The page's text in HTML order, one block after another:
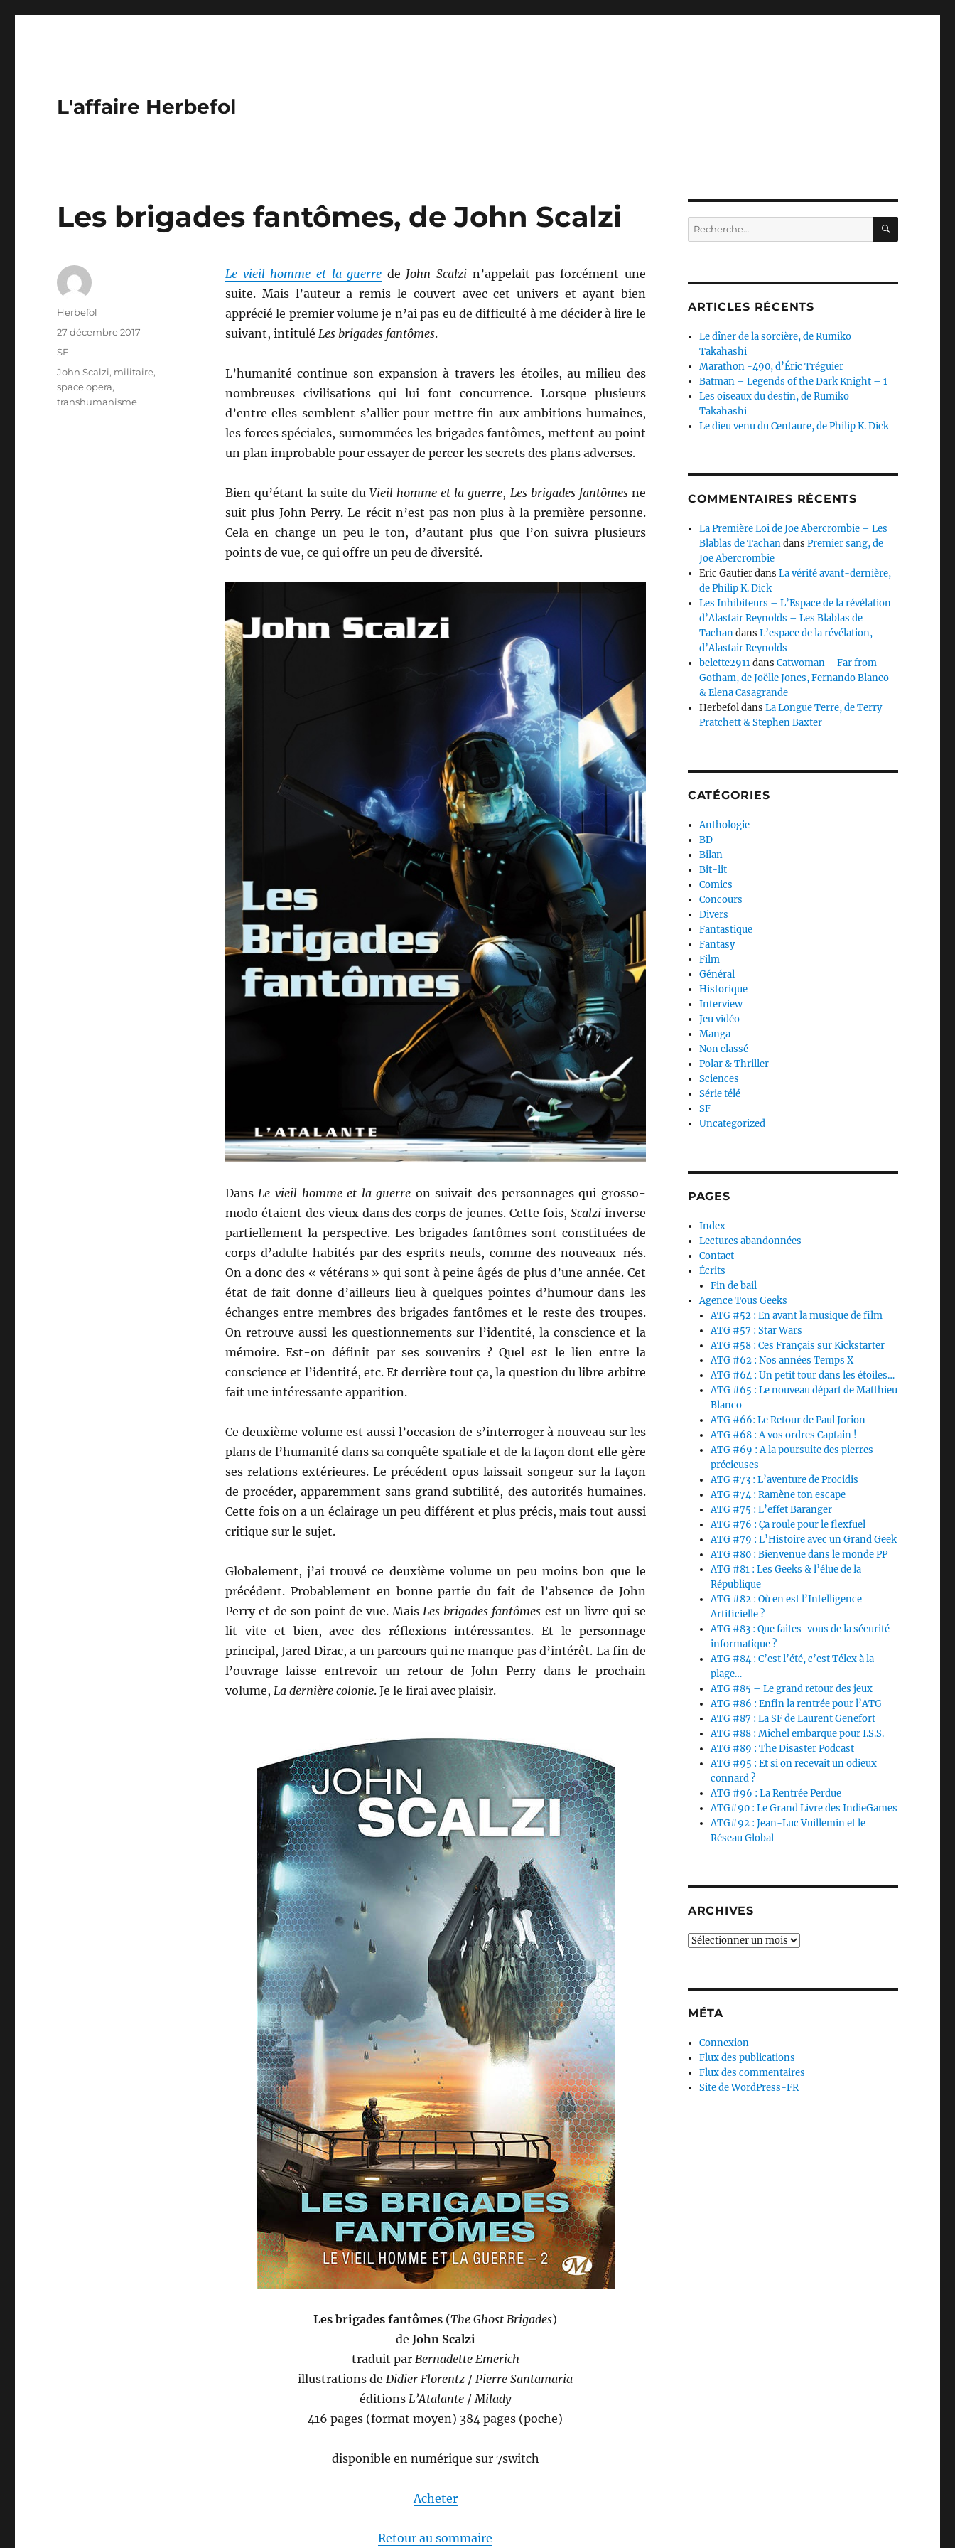
L'affaire Herbefol
Les brigades fantômes, de John Scalzi
Le vieil homme et la guerre de John Scalzi n’appelait pas forcément une
suite. Mais l’auteur a remis le couvert avec cet univers et ayant bien
apprécié le premier volume je n’ai pas eu de difficulté à me décider à lire le
suivant, intitulé Les brigades fantômes.
L’humanité continue son expansion à travers les étoiles, au milieu des
nombreuses civilisations qui lui font concurrence. Lorsque plusieurs
d’entre elles semblent s’allier pour mettre fin aux ambitions humaines,
les forces spéciales, surnommées les brigades fantômes, mettent au point
un plan improbable pour essayer de percer les secrets des plans adverses.
Bien qu’étant la suite duVieil homme et la guerre, Les brigades fantômesne
suit plus John Perry. Le récit n’est pas non plus à la première personne.
Cela en change un peu le ton, d’autant plus que l’on suivra plusieurs
points de vue, ce qui offre un peu de diversité.
Dans Le vieil homme et la guerre on suivait des personnages qui grosso-
modo étaient des vieux dans des corps de jeunes. Cette fois, Scalziinverse
partiellement la perspective. Les brigades fantômes sont constituées de
corps d’adulte habités par des esprits neufs, comme des nouveaux-nés.
On a donc des « vétérans » qui sont à peine âgés de plus d’une année. Cet
état de fait donne d’ailleurs lieu à quelques pointes d’humour dans les
échanges entre membres des brigades fantômes et le reste des troupes.
On retrouve aussi les questionnements sur l’identité, la conscience et la
mémoire. Est-on définit par ses souvenirs ? Quel est le lien entre la
conscience et l’identité, etc. Et derrière tout ça, la question du libre arbitre
fait une intéressante apparition.
Ce deuxième volume est aussi l’occasion de s’interroger à nouveau sur les
plans de l’humanité dans sa conquête spatiale et de la façon dont elle gère
ses relations extérieures. Le précédent opus laissait songeur sur la façon
de procéder, apparemment sans grand subtilité, des autorités humaines.
Cette fois on a un éclairage un peu différent et plus précis, mais tout aussi
critique sur le sujet.
Globalement, j’ai trouvé ce deuxième volume un peu moins bon que le
précédent. Probablement en bonne partie du fait de l’absence de John
Perry et de son point de vue. Mais Les brigades fantômes est un livre qui se
lit vite et bien, avec des réflexions intéressantes. Et le personnage
principal, Jared Dirac, a un parcours qui ne manque pas d’intérêt. La fin de
l’ouvrage laisse entrevoir un retour de John Perry dans le prochain
volume, La dernière colonie. Je le lirai avec plaisir.
Les brigades fantômes (The Ghost Brigades)
de John Scalzi
traduit par Bernadette Emerich
illustrations de Didier Florentz / Pierre Santamaria
éditions L’Atalante / Milady
416 pages (format moyen) 384 pages (poche)
disponible en numérique sur 7switch
Acheter
Retour au sommaire
Auteur
Herbefol
Publié
27 décembre 2017
Catégories
SF
Étiquettes
John Scalzi, militaire,
space opera,
transhumanisme
Recherche
pour :
ARTICLES RÉCENTS
Le dîner de la sorcière, de Rumiko
Takahashi
Marathon -490, d’Éric Tréguier
Batman – Legends of the Dark Knight – 1
Les oiseaux du destin, de Rumiko
Takahashi
Le dieu venu du Centaure, de Philip K. Dick
COMMENTAIRES RÉCENTS
La Première Loi de Joe Abercrombie – Les
Blablas de TachandansPremier sang, de
Joe Abercrombie
Eric GautierdansLa vérité avant-dernière,
de Philip K. Dick
Les Inhibiteurs – L’Espace de la révélation
d’Alastair Reynolds – Les Blablas de
TachandansL’espace de la révélation,
d’Alastair Reynolds
belette2911dansCatwoman – Far from
Gotham, de Joëlle Jones, Fernando Blanco
& Elena Casagrande
HerbefoldansLa Longue Terre, de Terry
Pratchett & Stephen Baxter
CATÉGORIES
Anthologie
BD
Bilan
Bit-lit
Comics
Concours
Divers
Fantastique
Fantasy
Film
Général
Historique
Interview
Jeu vidéo
Manga
Non classé
Polar & Thriller
Sciences
Série télé
SF
Uncategorized
PAGES
Index
Lectures abandonnées
Contact
Écrits
Fin de bail
Agence Tous Geeks
ATG #52 : En avant la musique de film
ATG #57 : Star Wars
ATG #58 : Ces Français sur Kickstarter
ATG #62 : Nos années Temps X
ATG #64 : Un petit tour dans les étoiles…
ATG #65 : Le nouveau départ de Matthieu
Blanco
ATG #66: Le Retour de Paul Jorion
ATG #68 : A vos ordres Captain !
ATG #69 : A la poursuite des pierres
précieuses
ATG #73 : L’aventure de Procidis
ATG #74 : Ramène ton escape
ATG #75 : L’effet Baranger
ATG #76 : Ça roule pour le flexfuel
ATG #79 : L’Histoire avec un Grand Geek
ATG #80 : Bienvenue dans le monde PP
ATG #81 : Les Geeks & l’élue de la
République
ATG #82 : Où en est l’Intelligence
Artificielle ?
ATG #83 : Que faites-vous de la sécurité
informatique ?
ATG #84 : C’est l’été, c’est Télex à la
plage…
ATG #85 – Le grand retour des jeux
ATG #86 : Enfin la rentrée pour l’ATG
ATG #87 : La SF de Laurent Genefort
ATG #88 : Michel embarque pour I.S.S.
ATG #89 : The Disaster Podcast
ATG #95 : Et si on recevait un odieux
connard ?
ATG #96 : La Rentrée Perdue
ATG#90 : Le Grand Livre des IndieGames
ATG#92 : Jean-Luc Vuillemin et le
Réseau Global
ARCHIVES
Archives
MÉTA
Connexion
Flux des publications
Flux des commentaires
Site de WordPress-FR